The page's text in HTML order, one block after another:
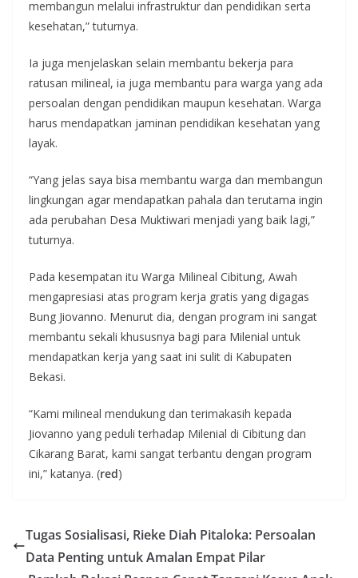
membangun melalui infrastruktur dan pendidikan serta
kesehatan,” tuturnya.
Ia juga menjelaskan selain membantu bekerja para
ratusan milineal, ia juga membantu para warga yang ada
persoalan dengan pendidikan maupun kesehatan. Warga
harus mendapatkan jaminan pendidikan kesehatan yang
layak.
“Yang jelas saya bisa membantu warga dan membangun
lingkungan agar mendapatkan pahala dan terutama ingin
ada perubahan Desa Muktiwari menjadi yang baik lagi,”
tuturnya.
Pada kesempatan itu Warga Milineal Cibitung, Awah
mengapresiasi atas program kerja gratis yang digagas
Bung Jiovanno. Menurut dia, dengan program ini sangat
membantu sekali khususnya bagi para Milenial untuk
mendapatkan kerja yang saat ini sulit di Kabupaten
Bekasi.
“Kami milineal mendukung dan terimakasih kepada
Jiovanno yang peduli terhadap Milenial di Cibitung dan
Cikarang Barat, kami sangat terbantu dengan program
ini,” katanya. (red)
Tugas Sosialisasi, Rieke Diah Pitaloka: Persoalan
Data Penting untuk Amalan Empat Pilar